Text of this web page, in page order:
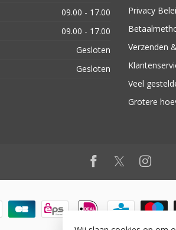
09.00 - 17.00
09.00 - 17.00
Gesloten
Gesloten
Privacy
Verzenden
Veel
Grotere